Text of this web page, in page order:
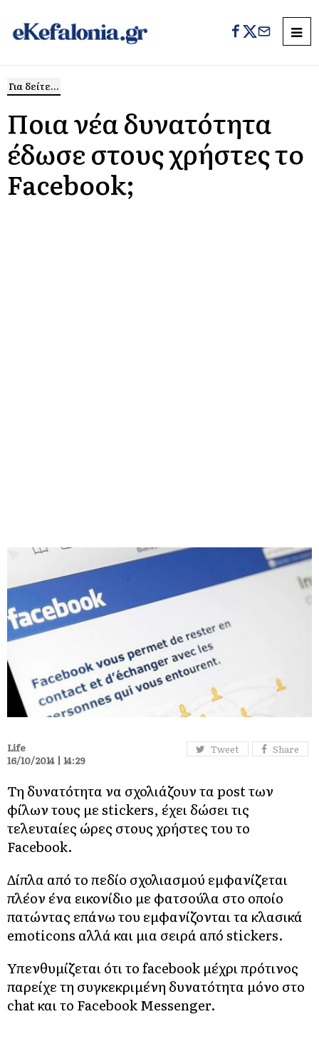
Για δείτε...
Ποια νέα δυνατότητα
έδωσε στους χρήστες τo
Facebook;
Tweet Share
Life
16/10/2014 | 14:29
Τη δυνατότητα να σχολιάζουν τα post των
φίλων τους με stickers, έχει δώσει τις
τελευταίες ώρες στους χρήστες του το
Facebook.
Δίπλα από το πεδίο σχολιασμού εμφανίζεται
πλέον ένα εικονίδιο με φατσούλα στο οποίο
πατώντας επάνω του εμφανίζονται τα κλασικά
emoticons αλλά και μια σειρά από stickers.
Υπενθυμίζεται ότι το facebook μέχρι πρότινος
παρείχε τη συγκεκριμένη δυνατότητα μόνο στο
chat και το Facebook Messenger.